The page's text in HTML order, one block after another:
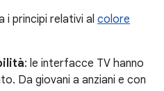
i principi relativi al colore
: le interfacce TV hanno
Da giovani a anziani e con